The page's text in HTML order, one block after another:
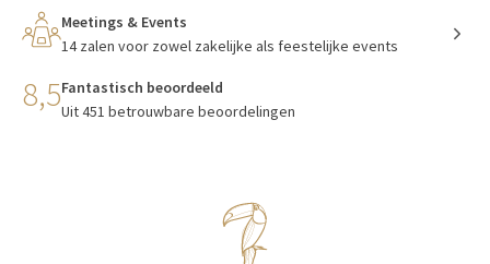
Meetings & Events
14 zalen voor zowel zakelijke als feestelijke events
8,5Fantastisch beoordeeld
Uit 451 betrouwbare beoordelingen